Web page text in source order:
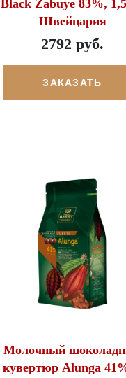
Black Zabuye 83%,
Швейцария
2792 руб.
ЗАКАЗАТЬ
Молочный
кувертюр Alunga